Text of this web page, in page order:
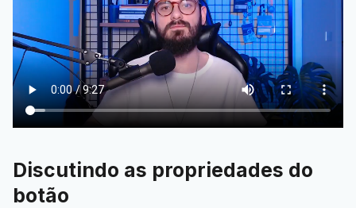
Discutindo as propriedades do
botão